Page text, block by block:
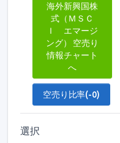
海外新興国株
式（ＭＳＣ
Ｉ エマージ
ング） 空売り
情報チャート
へ
空売り比率(-0)
選択